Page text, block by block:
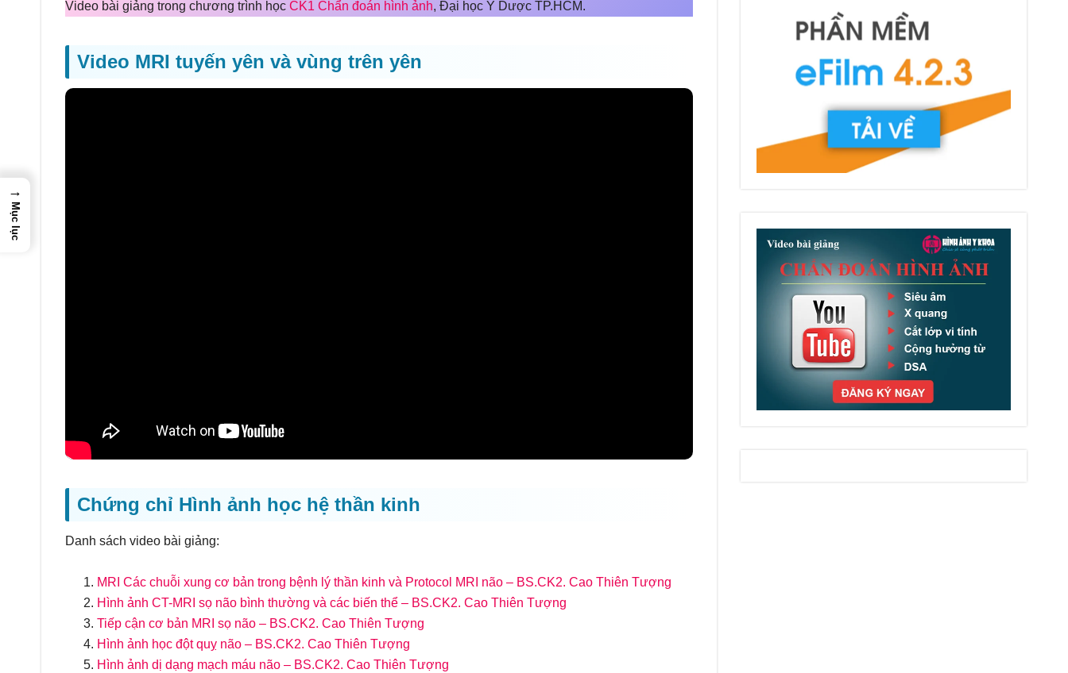
Video bài giảng trong chương trình học CK1 Chẩn đoán hình ảnh, Đại học Y Dược TP.HCM.
Video MRI tuyến yên và vùng trên yên
Chứng chỉ Hình ảnh học hệ thần kinh
Danh sách video bài giảng:
MRI Các chuỗi xung cơ bản trong bệnh lý thần kinh và Protocol MRI não – BS.CK2. Cao Thiên Tượng
Hình ảnh CT-MRI sọ não bình thường và các biến thể – BS.CK2. Cao Thiên Tượng
Tiếp cận cơ bản MRI sọ não – BS.CK2. Cao Thiên Tượng
Hình ảnh học đột quỵ não – BS.CK2. Cao Thiên Tượng
Hình ảnh dị dạng mạch máu não – BS.CK2. Cao Thiên Tượng
→
Mục lục